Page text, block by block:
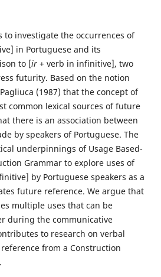
to investigate the occurrences of
in Portuguese and its
to [ir+ verb in infinitive], two
futurity. Based on the notion
(1987) that the concept of
common lexical sources of future
there is an association between
by speakers of Portuguese. The
underpinnings of Usage Based-
Grammar to explore uses of
by Portuguese speakers as a
future reference. We argue that
multiple uses that can be
during the communicative
to research on verbal
from a Construction